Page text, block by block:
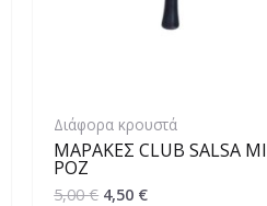
Διάφορα κρουστά
ΜΑΡΆΚΕΣ CLUB SALSA
ΡΟΖ
5,00€ 4,50 €